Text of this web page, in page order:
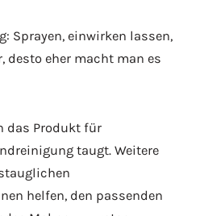
Sprayen, einwirken lassen,
desto eher macht man es
das Produkt für
taugt. Weitere
helfen, den passenden